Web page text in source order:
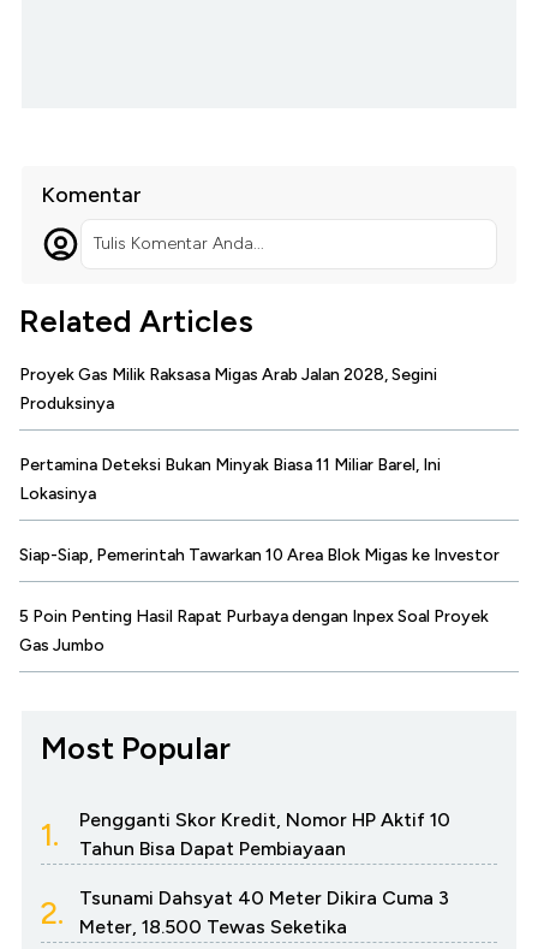
Komentar
Tulis Komentar Anda...
Related Articles
Proyek Gas Milik Raksasa Migas Arab Jalan 2028, Segini
Produksinya
Pertamina Deteksi Bukan Minyak Biasa 11 Miliar Barel, Ini
Lokasinya
Siap-Siap, Pemerintah Tawarkan 10 Area Blok Migas ke Investor
5 Poin Penting Hasil Rapat Purbaya dengan Inpex Soal Proyek
Gas Jumbo
Most Popular
1.
Pengganti Skor Kredit, Nomor HP Aktif 10
Tahun Bisa Dapat Pembiayaan
2.
Tsunami Dahsyat 40 Meter Dikira Cuma 3
Meter, 18.500 Tewas Seketika